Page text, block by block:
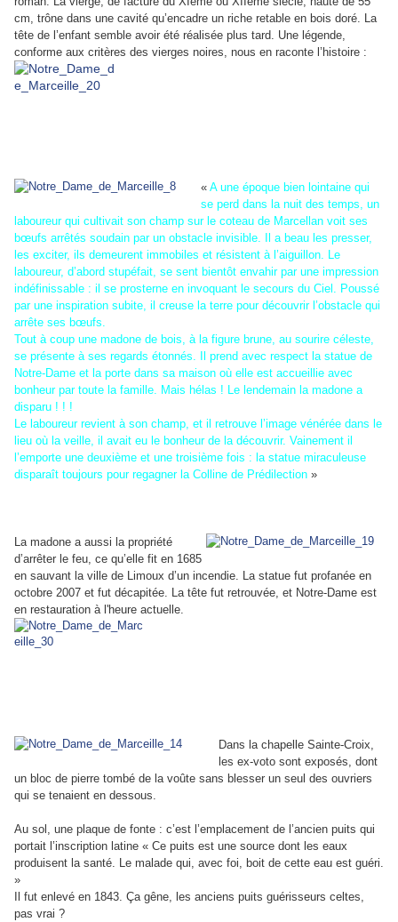
cm, trône dans une cavité qu’encadre un riche retable en bois doré. La
tête de l’enfant semble avoir été réalisée plus tard. Une légende,
conforme aux critères des vierges noires, nous en raconte l’histoire :
« A une époque bien lointaine qui
se perd dans la nuit des temps, un
laboureur qui cultivait son champ sur le coteau de Marcellan voit ses
bœufs arrêtés soudain par un obstacle invisible. Il a beau les presser,
les exciter, ils demeurent immobiles et résistent à l’aiguillon. Le
laboureur, d’abord stupéfait, se sent bientôt envahir par une impression
indéfinissable : il se prosterne en invoquant le secours du Ciel. Poussé
par une inspiration subite, il creuse la terre pour découvrir l’obstacle qui
arrête ses bœufs.
Tout à coup une madone de bois, à la figure brune, au sourire céleste,
se présente à ses regards étonnés. Il prend avec respect la statue de
Notre-Dame et la porte dans sa maison où elle est accueillie avec
bonheur par toute la famille. Mais hélas ! Le lendemain la madone a
disparu ! ! !
Le laboureur revient à son champ, et il retrouve l’image vénérée dans le
lieu où la veille, il avait eu le bonheur de la découvrir. Vainement il
l’emporte une deuxième et une troisième fois : la statue miraculeuse
disparaît toujours pour regagner la Colline de Prédilection »
La madone a aussi la propriété
d’arrêter le feu, ce qu’elle fit en 1685
en sauvant la ville de Limoux d’un incendie. La statue fut profanée en
octobre 2007 et fut décapitée. La tête fut retrouvée, et Notre-Dame est
en restauration à l'heure actuelle.
Dans la chapelle Sainte-Croix,
les ex-voto sont exposés, dont
un bloc de pierre tombé de la voûte sans blesser un seul des ouvriers
qui se tenaient en dessous.
Au sol, une plaque de fonte : c’est l’emplacement de l’ancien puits qui
portait l’inscription latine « Ce puits est une source dont les eaux
produisent la santé. Le malade qui, avec foi, boit de cette eau est guéri.
»
Il fut enlevé en 1843. Ça gêne, les anciens puits guérisseurs celtes,
pas vrai ?